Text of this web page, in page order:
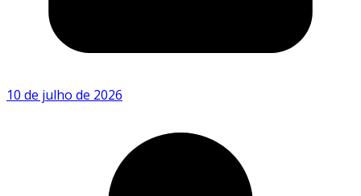
10 de julho de 2026